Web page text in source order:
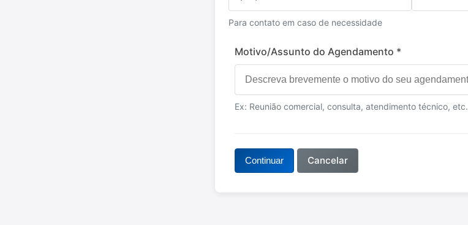
Para contato em caso de necessidade
Motivo/Assunto do Agendamento *
Ex: Reunião comercial, consulta, atendimento técnico, etc.
Continuar Cancelar